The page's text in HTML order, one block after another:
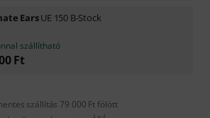
EarsUE 150 B-Stock
szállítható
Ft
szállítás 79 000 Ft fölött